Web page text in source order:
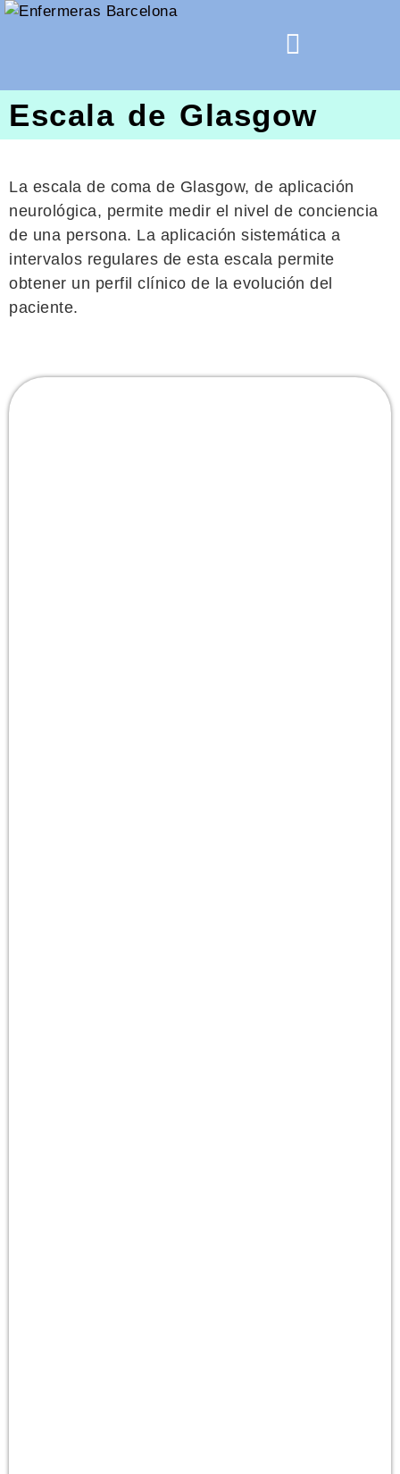
Escala de Glasgow
La escala de coma de Glasgow, de aplicación
neurológica, permite medir el nivel de conciencia
de una persona. La aplicación sistemática a
intervalos regulares de esta escala permite
obtener un perfil clínico de la evolución del
paciente.